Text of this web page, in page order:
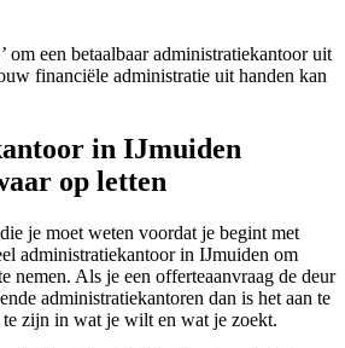
om een betaalbaar administratiekantoor uit
financiële administratie uit handen kan
in IJmuiden
op letten
je moet weten voordat je begint met
administratiekantoor in IJmuiden om
nemen. Als je een offerteaanvraag de deur
administratiekantoren dan is het aan te
zijn in wat je wilt en wat je zoekt.